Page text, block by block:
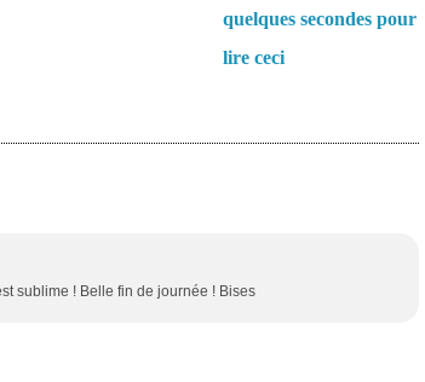
quelques secondes pour
lire ceci
sublime ! Belle fin de journée ! Bises